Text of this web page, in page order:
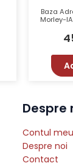
Baza
Morley-
I05, 450
Despre
Contul meu
Despre noi
Contact